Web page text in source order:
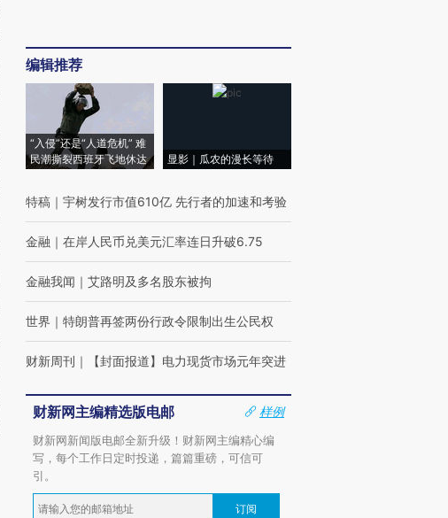
编辑推荐
“入侵”还是“人道危机” 难
民潮撕裂西班牙飞地休达
显影｜瓜农的漫长等待
特稿 ｜ 宇树发行市值610亿 先行者的加速和考验
金融 ｜ 在岸人民币兑美元汇率连日升破6.75
金融我闻 ｜ 艾路明及多名股东被拘
世界 ｜ 特朗普再签两份行政令限制出生公民权
财新周刊 ｜ 【封面报道】电力现货市场元年突进
财新网主编精选版电邮
样例
财新网新闻版电邮全新升级！财新网主编精心编
写，每个工作日定时投递，篇篇重磅，可信可
引。
订阅